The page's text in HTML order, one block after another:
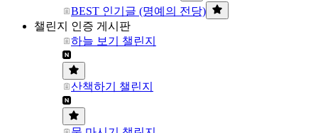
BEST 인기글 (명예의 전당)
챌린지 인증 게시판
하늘 보기 챌린지
산책하기 챌린지